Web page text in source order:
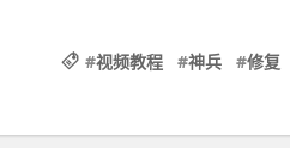
#视频教程 #神兵 #修复